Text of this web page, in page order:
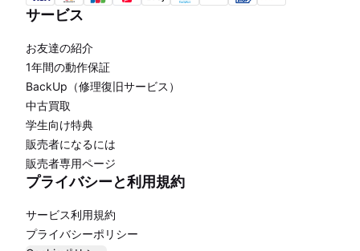
サービス
お友達の紹介
1年間の動作保証
BackUp（修理復旧サービス）
中古買取
学生向け特典
販売者になるには
販売者専用ページ
プライバシーと利用規約
サービス利用規約
プライバシーポリシー